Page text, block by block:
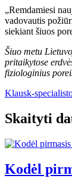
„Remdamiesi
vadovautis
siekiant šiuos
Šiuo metu
pritaikytose
fiziologinius
Klausk-
Skaityti
Kodėl